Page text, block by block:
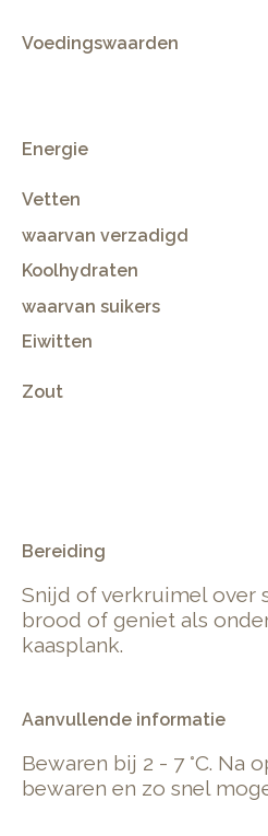
Voedingswaarden
Energie
Vetten
waarvan verzadigd
Koolhydraten
waarvan suikers
Eiwitten
Zout
Bereiding
Snijd of verkruimel over
brood of geniet als
kaasplank.
Aanvullende informatie
Bewaren bij 2 - 7 °C. Na
bewaren en zo snel